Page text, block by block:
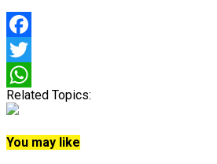
Facebook
Twitter
WhatsApp
Related Topics:
You may like